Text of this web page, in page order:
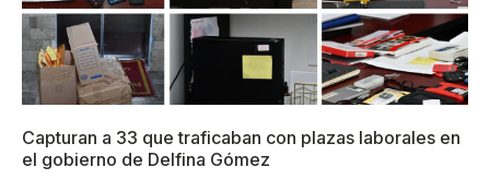
Capturan a 33 que traficaban con plazas laborales en
el gobierno de Delfina Gómez